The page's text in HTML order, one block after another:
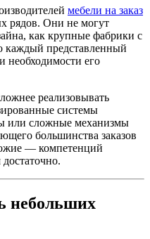
мебели на заказ
рядов. Они не могут
как крупные фабрики с
каждый представленный
необходимости его
реализовывать
системы
или сложные механизмы
большинства заказов
— компетенций
небольших